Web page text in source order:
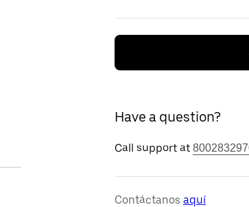
Have a question?
Call support at
Contáctanos aquí